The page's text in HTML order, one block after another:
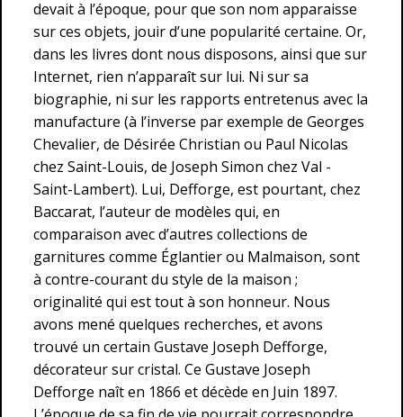
devait à l’époque, pour que son nom apparaisse
sur ces objets, jouir d’une popularité certaine. Or,
dans les livres dont nous disposons, ainsi que sur
Internet, rien n’apparaît sur lui. Ni sur sa
biographie, ni sur les rapports entretenus avec la
manufacture (à l’inverse par exemple de Georges
Chevalier, de Désirée Christian ou Paul Nicolas
chez Saint-Louis, de Joseph Simon chez Val -
Saint-Lambert). Lui, Defforge, est pourtant, chez
Baccarat, l’auteur de modèles qui, en
comparaison avec d’autres collections de
garnitures comme Églantier ou Malmaison, sont
à contre-courant du style de la maison ;
originalité qui est tout à son honneur. Nous
avons mené quelques recherches, et avons
trouvé un certain Gustave Joseph Defforge,
décorateur sur cristal. Ce Gustave Joseph
Defforge naît en 1866 et décède en Juin 1897.